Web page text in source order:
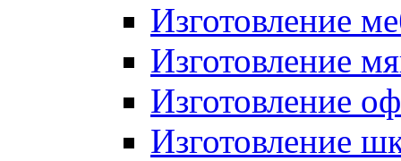
Изготовление
Изготовление
Изготовление
Изготовление